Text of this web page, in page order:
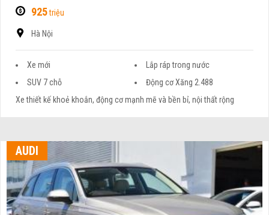
925triệu
Hà Nội
Xe mới
Lắp ráp trong nước
SUV 7 chỗ
Động cơ Xăng 2.488
Xe thiết kế khoẻ khoắn, động cơ mạnh mẽ và bền bỉ, nội thất rộng
AUDI